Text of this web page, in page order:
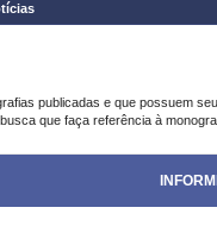
publicadas e que possuem
que faça referência à